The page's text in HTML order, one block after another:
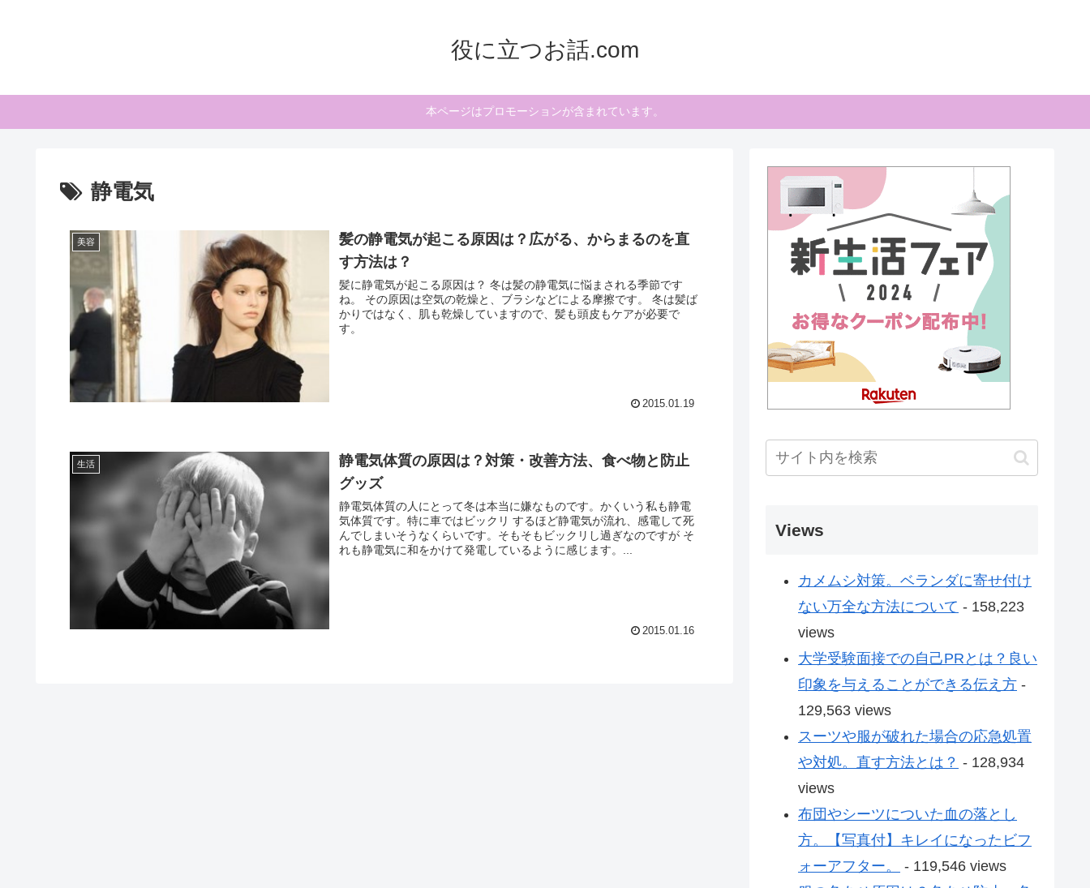
役に立つお話.com
本ページはプロモーションが含まれています。
静電気
美容
髪の静電気が起こる原因は？広がる、からまるのを直
す方法は？
髪に静電気が起こる原因は？ 冬は髪の静電気に悩まされる季節です
ね。 その原因は空気の乾燥と、ブラシなどによる摩擦です。 冬は髪ば
かりではなく、肌も乾燥していますので、髪も頭皮もケアが必要で
す。
2015.01.19
生活
静電気体質の原因は？対策・改善方法、食べ物と防止
グッズ
静電気体質の人にとって冬は本当に嫌なものです。かくいう私も静電
気体質です。特に車ではビックリ するほど静電気が流れ、感電して死
んでしまいそうなくらいです。そもそもビックリし過ぎなのですが そ
れも静電気に和をかけて発電しているように感じます。...
2015.01.16
Views
カメムシ対策。ベランダに寄せ付け
ない万全な方法について - 158,223
views
大学受験面接での自己PRとは？良い
印象を与えることができる伝え方 -
129,563 views
スーツや服が破れた場合の応急処置
や対処。直す方法とは？ - 128,934
views
布団やシーツについた血の落とし
方。【写真付】キレイになったビフ
ォーアフター。
- 119,546 views